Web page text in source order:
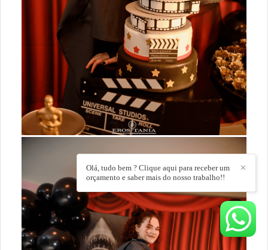
✕
Olá, tudo bem ? Clique aqui para receber um
orçamento e saber mais do nosso trabalho!!